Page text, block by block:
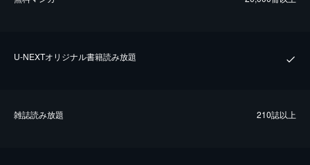
U-NEXTオリジナル書籍読み放題
雑誌読み放題 210誌以上